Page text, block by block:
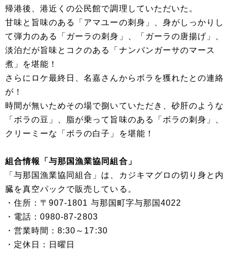
帰港後、港近くの公民館で調理していただいた。
甘味と旨味のある「アマユーの刺身」、身がしっかりし
て弾力のある「ガーラの刺身」、「ガーラの唐揚げ」、
淡泊だが旨味とコクのある「ナンバンガーサのマース
煮」を堪能！
さらにロケ最終日、名嘉さんからボラを獲れたとの連絡
が！
時間が無いためその場で捌いていただき、砂肝のような
「ボラの豆」、脂が乗って旨味のある「ボラの刺身」、
クリーミーな「ボラの白子」を堪能！
組合情報「与那国漁業協同組合」
「与那国漁業協同組合」は、カジキマグロの切り身と内
臓を真空パックで販売している。
・住所：〒907-1801 与那国町字与那国4022
・電話：0980-87-2803
・営業時間：8:30～17:30
・定休日：日曜日